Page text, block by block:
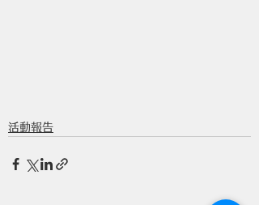
活動報告